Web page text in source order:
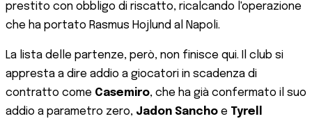
prestito con obbligo di riscatto, ricalcando l'operazione
che ha portato Rasmus Hojlund al Napoli.
La lista delle partenze, però, non finisce qui. Il club si
appresta a dire addio a giocatori in scadenza di
contratto come Casemiro, che ha già confermato il suo
addio a parametro zero, Jadon Sancho e Tyrell